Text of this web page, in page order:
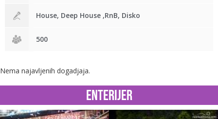
House, Deep House ,RnB, Disko
500
Nema najavljenih dogadjaja.
Enterijer